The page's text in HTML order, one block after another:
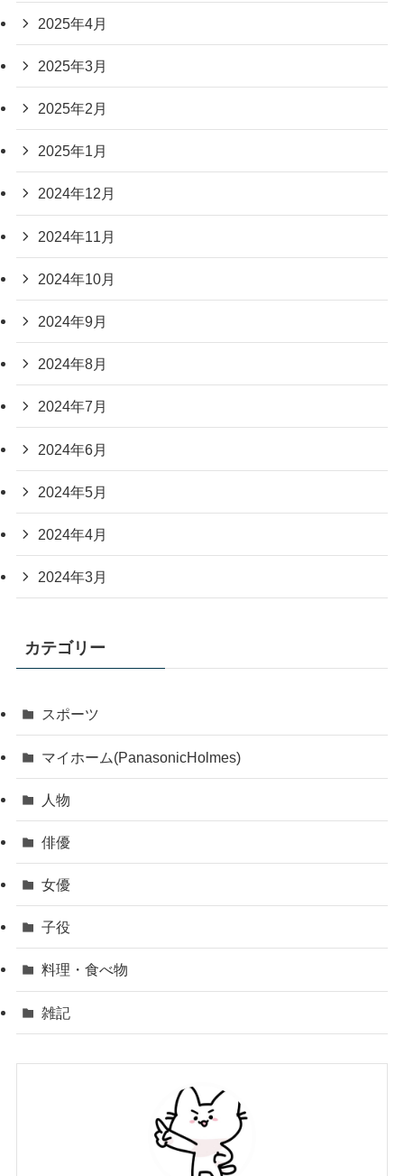
2025年4月
2025年3月
2025年2月
2025年1月
2024年12月
2024年11月
2024年10月
2024年9月
2024年8月
2024年7月
2024年6月
2024年5月
2024年4月
2024年3月
カテゴリー
スポーツ
マイホーム(PanasonicHolmes)
人物
俳優
女優
子役
料理・食べ物
雑記